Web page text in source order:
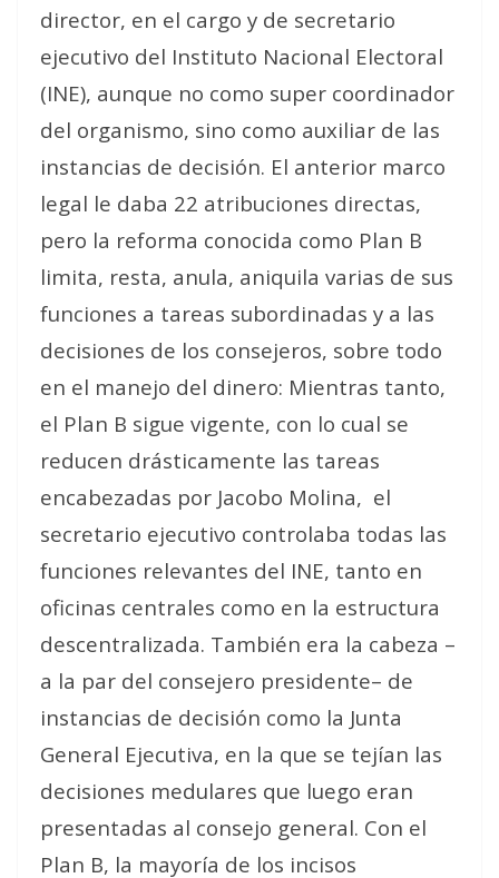
director, en el cargo y de secretario
ejecutivo del Instituto Nacional Electoral
(INE), aunque no como super coordinador
del organismo, sino como auxiliar de las
instancias de decisión. El anterior marco
legal le daba 22 atribuciones directas,
pero la reforma conocida como Plan B
limita, resta, anula, aniquila varias de sus
funciones a tareas subordinadas y a las
decisiones de los consejeros, sobre todo
en el manejo del dinero: Mientras tanto,
el Plan B sigue vigente, con lo cual se
reducen drásticamente las tareas
encabezadas por Jacobo Molina, el
secretario ejecutivo controlaba todas las
funciones relevantes del INE, tanto en
oficinas centrales como en la estructura
descentralizada. También era la cabeza –
a la par del consejero presidente– de
instancias de decisión como la Junta
General Ejecutiva, en la que se tejían las
decisiones medulares que luego eran
presentadas al consejo general. Con el
Plan B, la mayoría de los incisos